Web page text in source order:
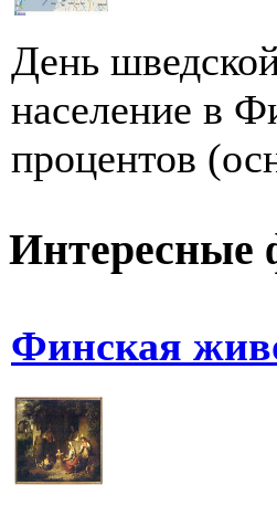
День
население в
процентов
Финская